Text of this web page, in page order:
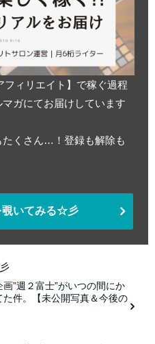
フィリエイト】で稼ぐ過程
ガにてお届けしています
たくさん…！登録も解除も
覗いてみる☆彡
”週２富士”がいつの間にか
た件。【未公開写真＆今後の